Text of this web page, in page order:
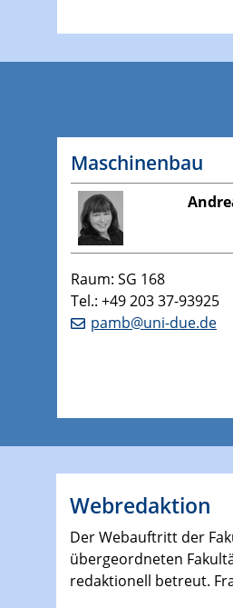
Maschinenbau
Raum: SG 168
Tel.: +49 203 37-93925
pamb@uni-due.de
Webredaktion
Der Webauftritt der
übergeordneten
redaktionell betreut.